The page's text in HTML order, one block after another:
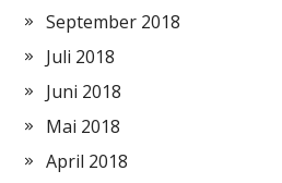
September 2018
Juli 2018
Juni 2018
Mai 2018
April 2018